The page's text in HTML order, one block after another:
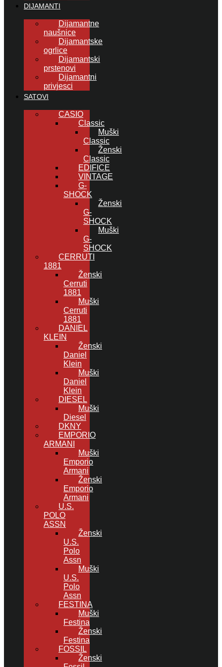
DIJAMANTI
Dijamantne
naušnice
Dijamantske
ogrlice
Dijamantski
prstenovi
Dijamantni
privjesci
SATOVI
CASIO
Classic
Muški
Classic
Ženski
Classic
EDIFICE
VINTAGE
G-
SHOCK
Ženski
G-
SHOCK
Muški
G-
SHOCK
CERRUTI
1881
Ženski
Cerruti
1881
Muški
Cerruti
1881
DANIEL
KLEIN
Ženski
Daniel
Klein
Muški
Daniel
Klein
DIESEL
Muški
Diesel
DKNY
EMPORIO
ARMANI
Muški
Emporio
Armani
Ženski
Emporio
Armani
U.S.
POLO
ASSN
Ženski
U.S.
Polo
Assn
Muški
U.S.
Polo
Assn
FESTINA
Muški
Festina
Ženski
Festina
FOSSIL
Ženski